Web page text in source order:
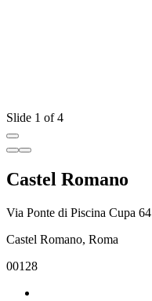
Slide 1 of 4
Castel Romano
Via Ponte di Piscina Cupa 64
Castel Romano, Roma
00128